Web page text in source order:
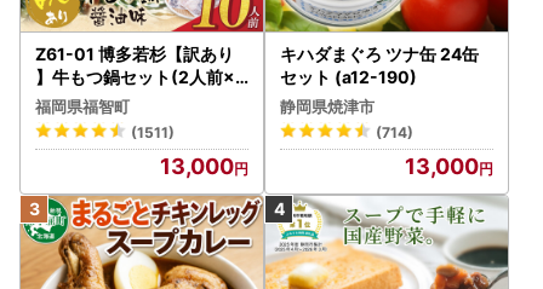
Z61-01 博多若杉【訳あり
】牛もつ鍋セット(2人前×5
) 10人前 もつ鍋
福岡県福智町
(1511)
13,000
キハダまぐろ ツナ缶 24缶
セット (a12-190)
静岡県焼津市
(714)
13,000